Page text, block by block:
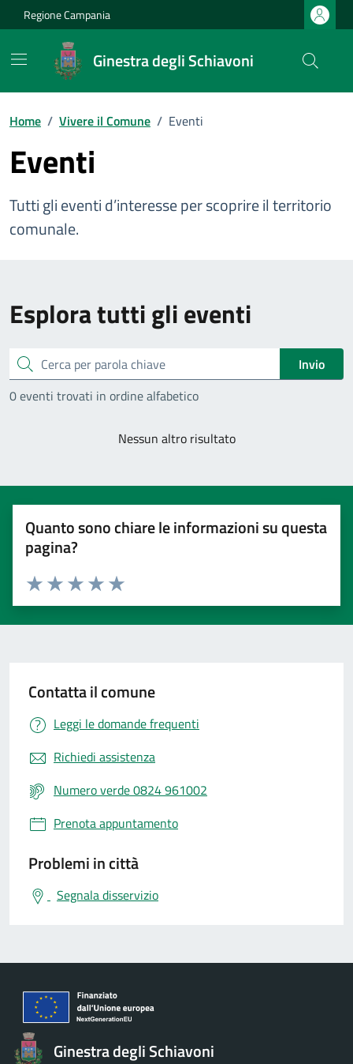
Vai ai contenuti
Vai al footer
Regione Campania
Ginestra degli Schiavoni
Home / Vivere il Comune / Eventi
Eventi
Tutti gli eventi d’interesse per scoprire il territorio
comunale.
Esplora tutti gli eventi
Cerca
Invio
0 eventi trovati in ordine alfabetico
Nessun altro risultato
Quanto sono chiare le informazioni su questa
pagina?
Valuta 5 stelle su 5
Valuta 4 stelle su 5
Valuta 3 stelle su 5
Valuta 2 stelle su 5
Valuta 1 stelle su 5
Contatta il comune
Leggi le domande frequenti
Richiedi assistenza
Numero verde 0824 961002
Prenota appuntamento
Problemi in città
Segnala disservizio
Ginestra degli Schiavoni